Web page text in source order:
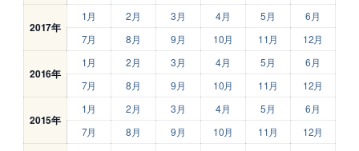
2017年
1月 2月 3月 4月 5月
6月
7月
8月 9月 10月 11月 12月
2016年
1月 2月 3月 4月 5月
6月
7月
8月 9月 10月 11月 12月
2015年
1月 2月 3月 4月 5月
6月
7月
8月 9月 10月 11月 12月